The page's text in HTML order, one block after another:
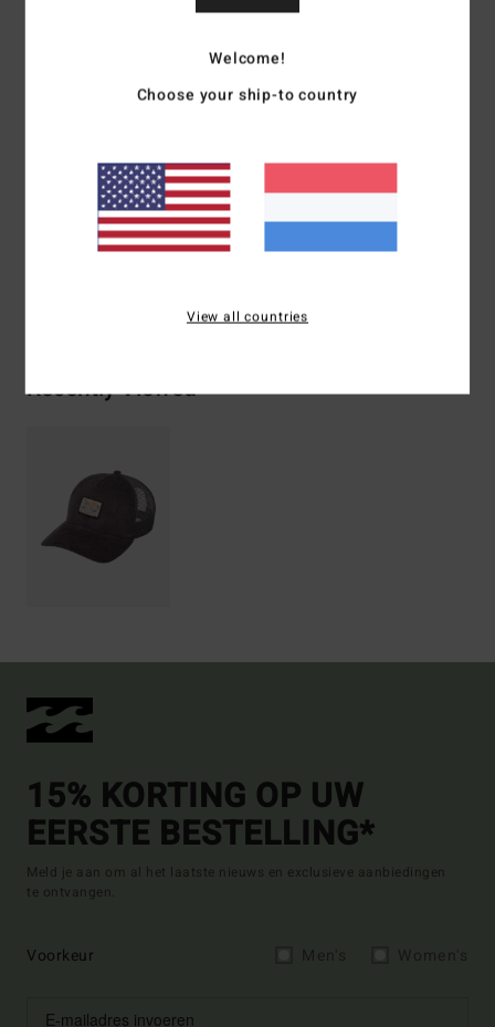
5-Paneels
Bedrukt logo voorop
TY Williams Billabong Gallery-collectie
Samenstelling[Hoofdstof] 80% polyester, 20% katoen
Recently Viewed
15% KORTING OP UW
EERSTE BESTELLING*
Meld je aan om al het laatste nieuws en exclusieve aanbiedingen
te ontvangen.
Voorkeur
Welcome!
Choose your ship-to country
View all countries